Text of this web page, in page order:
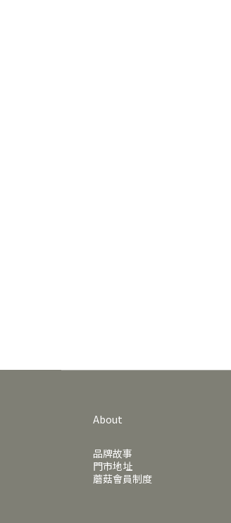
About
品牌故事
門市地址
蘑菇會員制度